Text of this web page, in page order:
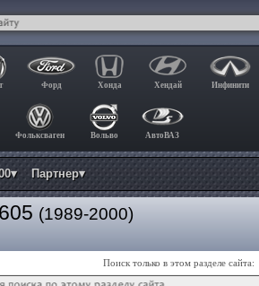
Форд Хонда Хендай Инфинити
Фольксваген Вольво АвтоВАЗ
Партнер▾
(1989-2000)
Поиск только в этом разделе сайта: